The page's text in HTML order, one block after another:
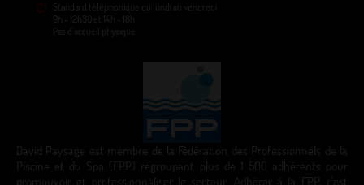
Standard téléphonique du lundi au vendredi
9h - 12h30 et 14h - 18h
Pas d'accueil physique
David Paysage est membre de la Fédération des Professionnels de la
Piscine et du Spa (FPP) regroupant plus de 1 500 adhérents pour
promouvoir et professionnaliser le secteur. Adhérer à la FPP, c'est